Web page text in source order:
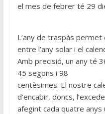
el mes de febrer té 29
L’any de traspàs
entre l’any solar i el
Amb precisió, un any té
45 segons i 98
centèsimes. El nostre
d’encabir, doncs,
afegint cada quatre anys